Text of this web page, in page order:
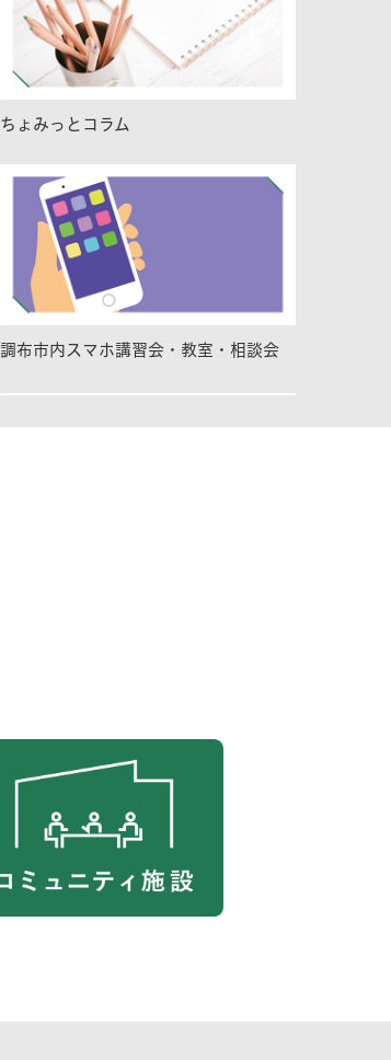
ちょみっとコラム
調布市内スマホ講習会・教室・相談会